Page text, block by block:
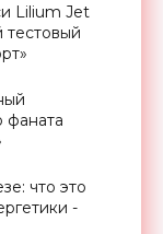
Lilium Jet
фаната
что это
-